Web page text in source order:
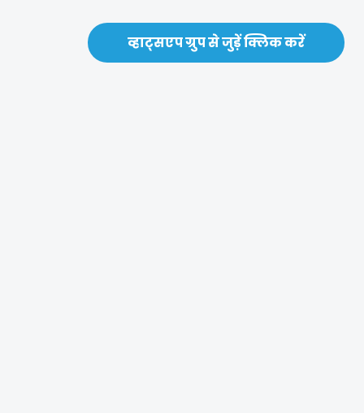
व्हाट्सएप ग्रुप से जुड़ें क्लिक करें